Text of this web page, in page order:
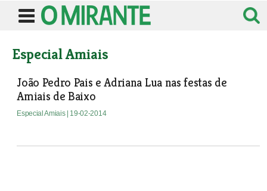
Especial Amiais
João Pedro Pais e Adriana Lua nas festas de
Amiais de Baixo
Especial Amiais | 19-02-2014